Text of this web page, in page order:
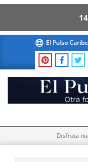
content
El Pulso
El
Pulso
Navigation
Disfruta